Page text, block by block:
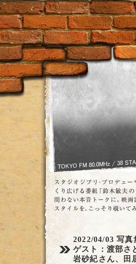
2022/04/03写真
ゲスト：渡部さ
岩砂紀さん、田